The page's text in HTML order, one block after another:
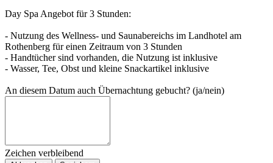
Day Spa Angebot für 3 Stunden:
- Nutzung des Wellness- und Saunabereichs im Landhotel am
Rothenberg für einen Zeitraum von 3 Stunden
- Handtücher sind vorhanden, die Nutzung ist inklusive
- Wasser, Tee, Obst und kleine Snackartikel inklusive
An diesem Datum auch Übernachtung gebucht? (ja/nein)
Zeichen verbleibend